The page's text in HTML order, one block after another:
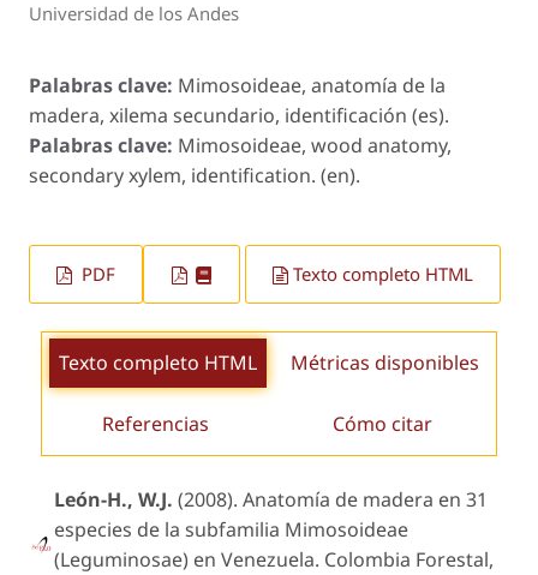
Universidad de los Andes
Palabras clave: Mimosoideae, anatomía de la
madera, xilema secundario, identificación (es).
Palabras clave: Mimosoideae, wood anatomy,
secondary xylem, identification. (en).
PDF Texto completo HTML
Texto completo HTML Métricas disponibles
Referencias Cómo citar
León-H., W.J. (2008). Anatomía de madera en 31
especies de la subfamilia Mimosoideae
(Leguminosae) en Venezuela. Colombia Forestal,